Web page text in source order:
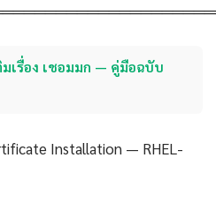
มเรื่อง เชอมมก — คู่มือฉบับ
Installation — RHEL-